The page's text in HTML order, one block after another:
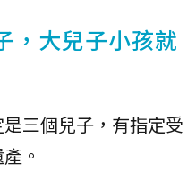
，大兒子小孩就
三個兒子，有指定受
。